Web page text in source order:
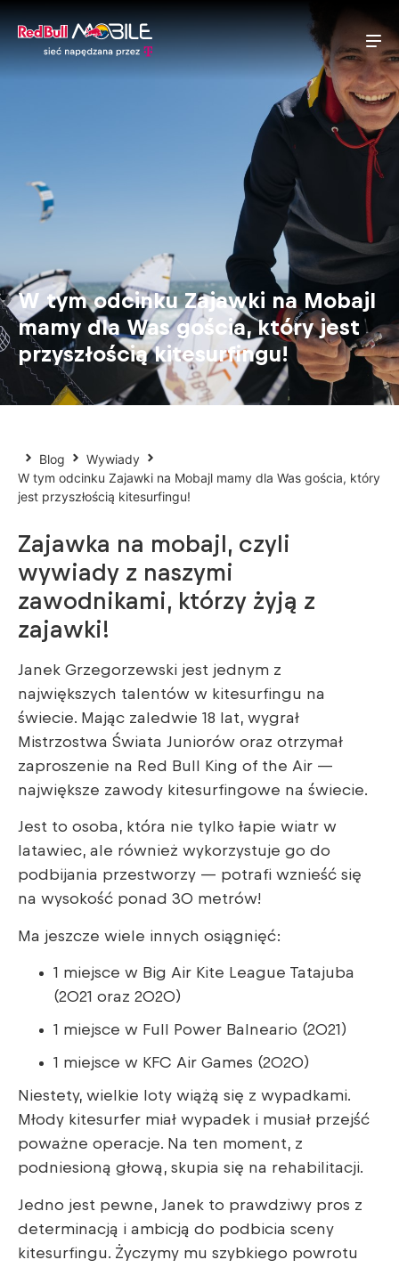
W tym odcinku Zajawki na Mobajl
mamy dla Was gościa, który jest
przyszłością kitesurfingu!
Blog
Wywiady
W tym odcinku Zajawki na Mobajl mamy dla Was gościa, który
jest przyszłością kitesurfingu!
Zajawka na mobajl, czyli
wywiady z naszymi
zawodnikami, którzy żyją z
zajawki!
Janek Grzegorzewski jest jednym z
największych talentów w kitesurfingu na
świecie. Mając zaledwie 18 lat, wygrał
Mistrzostwa Świata Juniorów oraz otrzymał
zaproszenie na Red Bull King of the Air —
największe zawody kitesurfingowe na świecie.
Jest to osoba, która nie tylko łapie wiatr w
latawiec, ale również wykorzystuje go do
podbijania przestworzy — potrafi wznieść się
na wysokość ponad 30 metrów!
Ma jeszcze wiele innych osiągnięć:
1 miejsce w Big Air Kite League Tatajuba
(2021 oraz 2020)
1 miejsce w Full Power Balneario (2021)
1 miejsce w KFC Air Games (2020)
Niestety, wielkie loty wiążą się z wypadkami.
Młody kitesurfer miał wypadek i musiał przejść
poważne operacje. Na ten moment, z
podniesioną głową, skupia się na rehabilitacji.
Jedno jest pewne, Janek to prawdziwy pros z
determinacją i ambicją do podbicia sceny
kitesurfingu. Życzymy mu szybkiego powrotu